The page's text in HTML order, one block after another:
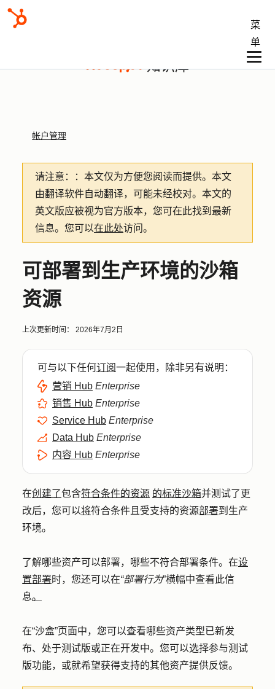
菜
单
知识库
帐户管理
请注意： ：本文仅为方便您阅读而提供。 本文
由翻译软件自动翻译，可能未经校对。本文的
英文版应被视为官方版本，您可在此找到最新
信息。您可以在此处访问。
可部署到生产环境的沙箱
资源
上次更新时间： 2026年7月2日
可与以下任何订阅一起使用，除非另有说明：
营销 Hub Enterprise
销售 Hub Enterprise
Service Hub Enterprise
Data Hub Enterprise
内容 Hub Enterprise
在创建了包含符合条件的资源 的标准沙箱并测试了更
改后，您可以将符合条件且受支持的资源部署到生产
环境。
了解哪些资产可以部署，哪些不符合部署条件。在设
置部署时，您还可以在“部署行为”横幅中查看此信
息。
在“沙盒”页面中，您可以查看哪些资产类型已新发
布、处于测试版或正在开发中。您可以选择参与测试
版功能，或就希望获得支持的其他资产提供反馈。